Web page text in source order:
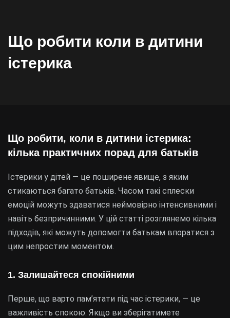
Що робити коли в дитини
істерика
Що робити, коли в дитини істерика:
кілька практичних порад для батьків
Істерики у дітей — це поширене явище, з яким
стикаються багато батьків. Часом такі сплески
емоцій можуть здаватися неймовірно інтенсивними і
навіть безпричинними. У цій статті розглянемо кілька
підходів, які можуть допомогти батькам впоратися з
цим непростим моментом.
1. Залишайтеся спокійними
Перше, що варто пам’ятати під час істерики, — це
важливість спокою. Якщо ви зберігатимете